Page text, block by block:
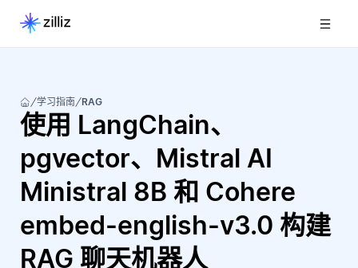
学习指南 RAG
使用 LangChain、
pgvector、Mistral AI
Ministral 8B 和 Cohere
embed-english-v3.0 构建
RAG 聊天机器人